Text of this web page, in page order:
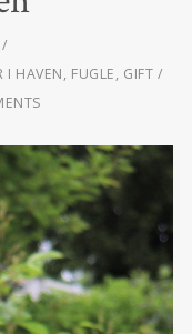
I HAVEN, FUGLE, GIFT